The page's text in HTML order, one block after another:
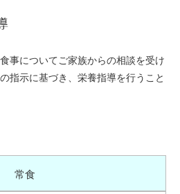
事についてご家族からの相談を受け
指示に基づき、栄養指導を行うこと
常食